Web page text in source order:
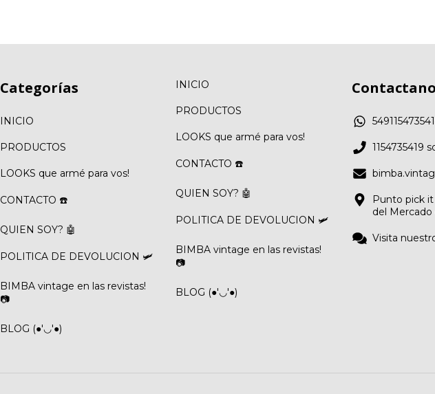
Categorías
INICIO
PRODUCTOS
LOOKS que armé para vos!
CONTACTO ☎️
QUIEN SOY? 🤖
POLITICA DE DEVOLUCION 🛩️
BIMBA vintage en las revistas!
📷
BLOG (●'◡'●)
INICIO
PRODUCTOS
LOOKS que armé para vos!
CONTACTO ☎️
QUIEN SOY? 🤖
POLITICA DE DEVOLUCION 🛩️
BIMBA vintage en las revistas!
📷
BLOG (●'◡'●)
1154735419
Punto pick it
del Mercado
Visita